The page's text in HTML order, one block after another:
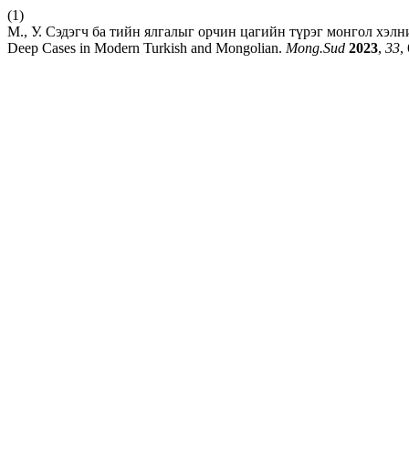
(1)
М., У. Сэдэгч ба тийн ялгалыг орчин цагийн түрэг монгол
Deep Cases in Modern Turkish and Mongolian. Mong.Sud 2023, 33,